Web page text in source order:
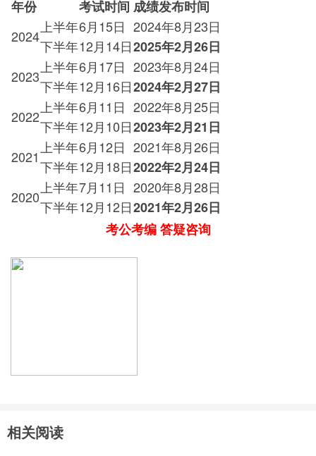
年份 考试时间 成绩发布时间
2024
上半年6月15日 2024年8月23日
下半年12月14日2025年2月26日
2023
上半年6月17日 2023年8月24日
下半年12月16日2024年2月27日
2022
上半年6月11日 2022年8月25日
下半年12月10日2023年2月21日
2021
上半年6月12日 2021年8月26日
下半年12月18日2022年2月24日
2020
上半年7月11日 2020年8月28日
下半年12月12日2021年2月26日
考公考编 答疑咨询
相关阅读